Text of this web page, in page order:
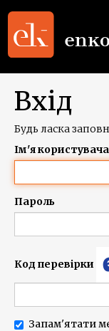
Вхід
Будь ласка
Ім'я користувача
Пароль
Код перевірки
Запам'ятати